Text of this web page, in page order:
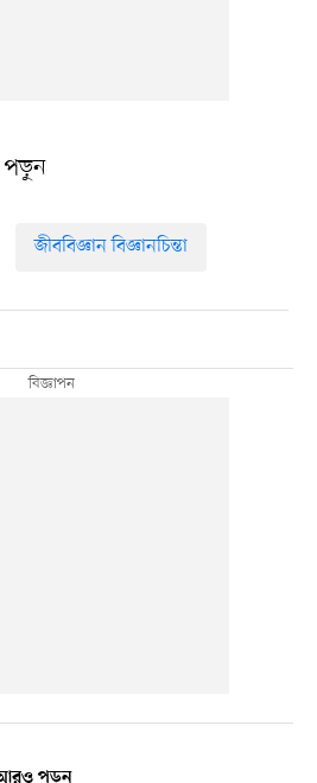
জীববিজ্ঞান বিজ্ঞানচিন্তা
আরও পড়ুন